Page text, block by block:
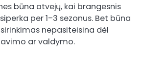
būna atvejų, kai brangesnis
per 1–3 sezonus. Bet būna
nepasiteisina dėl
ar valdymo.